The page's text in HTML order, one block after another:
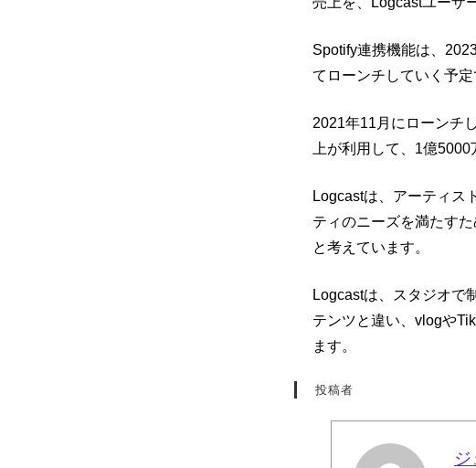
Spotify連携機能は、
てローンチしていく予定
2021年11月にローンチ
上が利用して、 1億5000
Logcastは、 アーティス
ティのニーズを満たす
と考えています。
Logcastは、 スタジオで
テンツと違い、 vlogや
ます。
投稿者
ジ